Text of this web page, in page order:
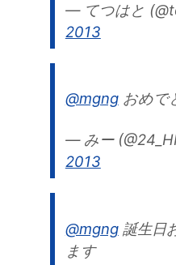
— てつはと
2013
@mgngおめで
— みー
2013
@mgng誕生日
ます